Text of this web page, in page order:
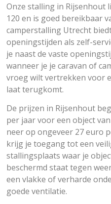
Onze stalling in Rijsenhout
120 en is goed bereikbaar
camperstalling Utrecht
openingstijden als zelf-
je naast de vaste
wanneer je je caravan of
vroeg wilt vertrekken voor
laat terugkomt.
De prijzen in Rijsenhout
per jaar voor een object
neer op ongeveer 27 euro
krijg je toegang tot een
stallingsplaats waar je
beschermd staat tegen
een vlakke of verharde
goede ventilatie.